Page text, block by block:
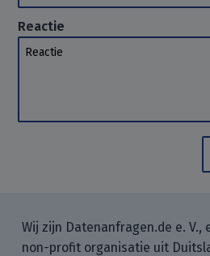
Reactie
Reactie
Wij zijn Datenanfragen.de e. V.,
non-profit organisatie uit